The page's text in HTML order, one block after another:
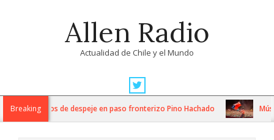
Allen Radio
Actualidad de Chile y el Mundo
Navigation
MenuBreaking
trabajos de despeje en paso fronterizo Pino Hachado Música: